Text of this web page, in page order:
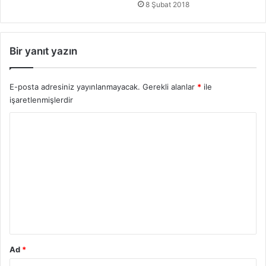
8 Şubat 2018
Bir yanıt yazın
E-posta adresiniz yayınlanmayacak. Gerekli alanlar * ile
işaretlenmişlerdir
Ad *